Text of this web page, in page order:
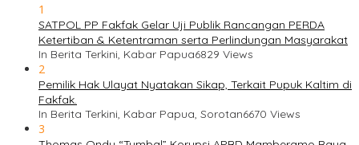
1
SATPOL PP Fakfak Gelar Uji Publik Rancangan PERDA
Ketertiban & Ketentraman serta Perlindungan Masyarakat
In Berita Terkini, Kabar Papua6829 Views
2
Pemilik Hak Ulayat Nyatakan Sikap, Terkait Pupuk Kaltim di
Fakfak.
In Berita Terkini, Kabar Papua, Sorotan6670 Views
3